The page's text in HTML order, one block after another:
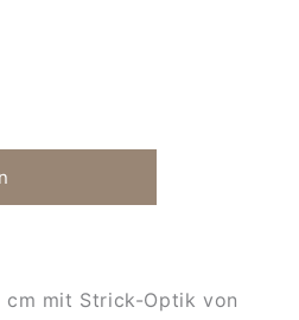
cm mit Strick-Optik von